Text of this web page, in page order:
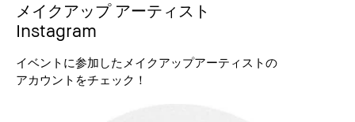
メイクアップ アーティスト
Instagram
イベントに参加したメイクアップアーティストの
アカウントをチェック！